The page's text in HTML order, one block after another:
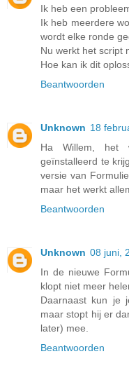
Ik heb een
Ik heb meerdere
wordt elke ronde
Nu werkt het script
Hoe kan ik dit
Beantwoorden
Unknown 18
Ha Willem, het
geïnstalleerd te
versie van
maar het werkt
Beantwoorden
Unknown 08 juni,
In de nieuwe
klopt niet meer
Daarnaast kun je
maar stopt hij er
later) mee.
Beantwoorden